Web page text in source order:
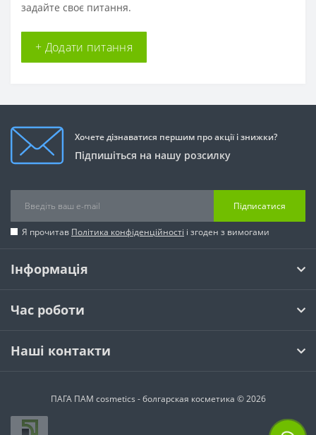
задайте своє питання.
+ Додати питання
Хочете дізнаватися першим про акції і знижки?
Підпишіться на нашу розсилку
Підписатися
Я прочитав Політика конфіденційності і згоден з вимогами
Інформація
Час роботи
Наші контакти
ПАГА ПАМ cosmetics - болгарская косметика © 2026